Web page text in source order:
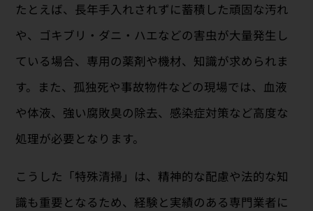
たとえば、長年手入れされずに蓄積した頑固な汚れ
や、ゴキブリ・ダニ・ハエなどの害虫が大量発生し
ている場合、専用の薬剤や機材、知識が求められま
す。また、孤独死や事故物件などの現場では、血液
や体液、強い腐敗臭の除去、感染症対策など高度な
処理が必要となります。
こうした「特殊清掃」は、精神的な配慮や法的な知
識も重要となるため、経験と実績のある専門業者に